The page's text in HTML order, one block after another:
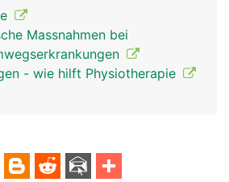
Massnahmen bei
- wie hilft Physiotherapie